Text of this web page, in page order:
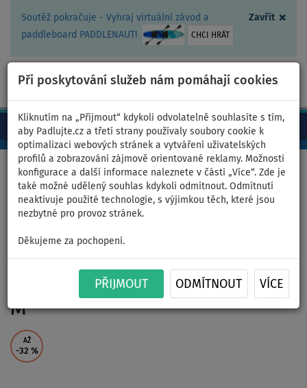
Zavřít ×
Soutěž pokračuje - Vyhraj virtuální závod a
paddleboard PADDLENAUT!
CHCI HRÁT
Při poskytování služeb nám pomáhají cookies
Kliknutím na „Přijmout“ kdykoli odvolatelně souhlasíte s tím,
aby Padlujte.cz a třetí strany používaly soubory cookie k
optimalizaci webových stránek a vytváření uživatelských
profilů a zobrazování zájmově orientované reklamy. Možnosti
konfigurace a další informace naleznete v části „Více“. Zde je
také možné udělený souhlas kdykoli odmítnout. Odmítnutí
neaktivuje použité technologie, s výjimkou těch, které jsou
nezbytné pro provoz stránek.
Děkujeme za pochopení.
PŘIJMOUT ODMÍTNOUT VÍCE
CZ/Kč +420 467 409 090 0ks
Domů >Oblečení >Trička > LYCRA >Pánská
Tričko pánské
PADDLEBOARDING PETROL
lycra dlouhý rukáv - velikost:
M
AŽ
-32 %